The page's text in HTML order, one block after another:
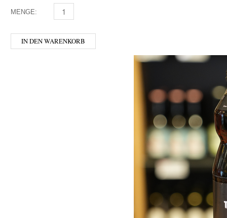
MENGE: CLUB-MATE GRANATAPFEL MENGE
IN DEN WARENKORB